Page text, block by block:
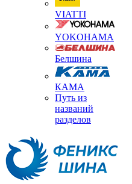
VIATTI
YOKOHAMA
Белшина
КАМА
Путь из
названий
разделов